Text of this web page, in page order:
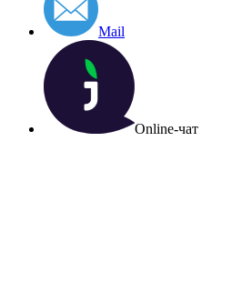
Mail
Online-чат